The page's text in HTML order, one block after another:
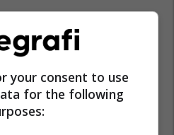
your consent to use
for the following